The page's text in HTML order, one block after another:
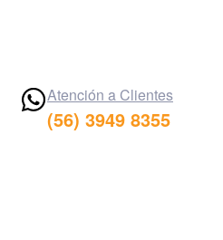
Atención a Clientes
(56) 3949 8355